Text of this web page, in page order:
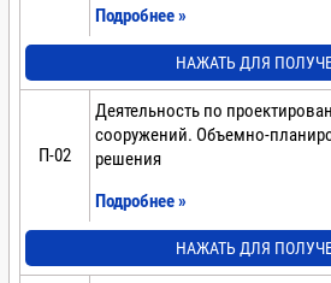
Подробнее »
НАЖАТЬ ДЛЯ
П-02
Деятельность по
сооружений. Объемно-
решения
Подробнее »
НАЖАТЬ ДЛЯ